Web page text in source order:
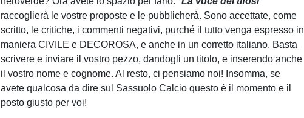
raccoglierà le vostre proposte e le pubblicherà. Sono accettate, come
scritto, le critiche, i commenti negativi, purché il tutto venga espresso in
maniera CIVILE e DECOROSA, e anche in un corretto italiano. Basta
scrivere e inviare il vostro pezzo, dandogli un titolo, e inserendo anche
il vostro nome e cognome. Al resto, ci pensiamo noi! Insomma, se
avete qualcosa da dire sul Sassuolo Calcio questo è il momento e il
posto giusto per voi!